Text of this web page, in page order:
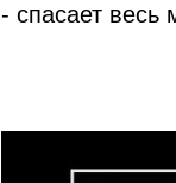
- спасает весь